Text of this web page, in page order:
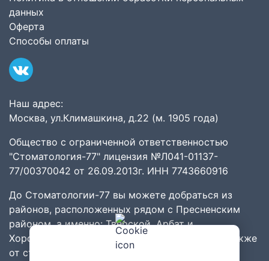
данных
Оферта
Способы оплаты
Наш адрес:
Москва, ул.Климашкина, д.22 (м. 1905 года)
Общество с ограниченной ответственностью
"Стоматология-77" лицензия №Л041-01137-
77/00370042 от 26.09.2013г. ИНН 7743660916
До Стоматологии-77 вы можете добраться из
районов, расположенных рядом с Пресненским
районом, а именно:Тверской,Арбати
Хорошёвский
Хамовники,Дорогомилово
. А также
от станций метро:
Белорусская